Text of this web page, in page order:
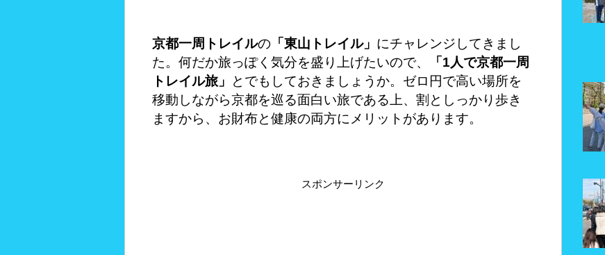
o
k
京都一周トレイルの 「東山トレイル」 にチャレンジしてきまし
た。何だか旅っぽく気分を盛り上げたいので、
「1人で京都一周
トレイル旅」
とでもしておきましょうか。ゼロ円で高い場所を
移動しながら京都を巡る面白い旅である上、割としっかり歩き
ますから、お財布と健康の両方にメリットがあります。
スポンサーリンク